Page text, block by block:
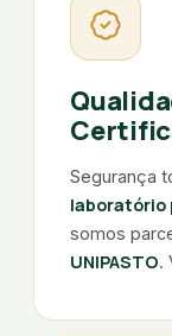
Segurança
laboratório
somos
UNIPASTO.